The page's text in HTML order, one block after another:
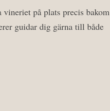
vineriet på plats precis bakom
guidar dig gärna till både